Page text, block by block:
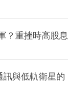
？重挫時高股息
訊與低軌衛星的